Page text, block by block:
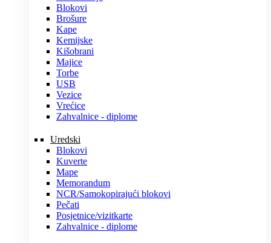
Blokovi
Brošure
Kape
Kemijske
Kišobrani
Majice
Torbe
USB
Vezice
Vrećice
Zahvalnice - diplome
Uredski
Blokovi
Kuverte
Mape
Memorandum
NCR/Samokopirajući blokovi
Pečati
Posjetnice/vizitkarte
Zahvalnice - diplome